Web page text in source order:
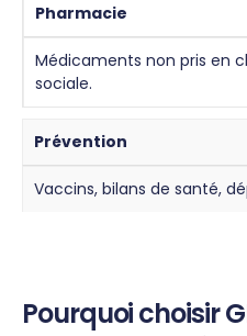
Pharmacie
Médicaments non pris en
sociale.
Prévention
Vaccins, bilans de santé,
Pourquoi choisir